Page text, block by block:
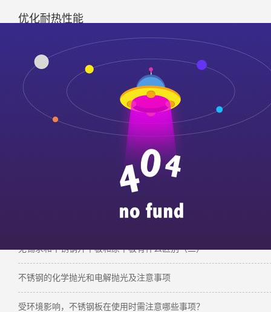
优化耐热性能
镍能提高304不锈钢的高温强度和抗氧化性，使其
性，可用于制作烤箱内胆、蒸汽管道等耐热部件。
需要注意的是，镍含量并非越高越好，超过304的
降，因此8.00%–10.50%是兼顾性能与经济性的最优
2205双相不锈钢在硫酸中的腐蚀性能
无锡求和不锈钢开平板和原平板有什么区别（二）
不锈钢的化学抛光和电解抛光及注意事项
受环境影响，不锈钢板在使用时需注意哪些事项？